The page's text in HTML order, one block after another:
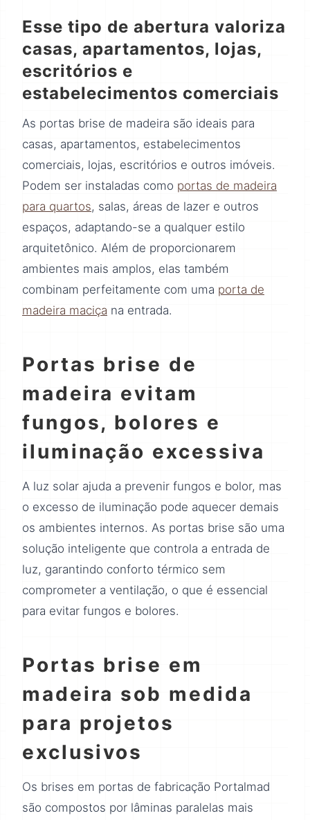
Esse tipo de abertura valoriza
casas, apartamentos, lojas,
escritórios e
estabelecimentos comerciais
As portas brise de madeira são ideais para
casas, apartamentos, estabelecimentos
comerciais, lojas, escritórios e outros imóveis.
Podem ser instaladas como portas de madeira
para quartos, salas, áreas de lazer e outros
espaços, adaptando-se a qualquer estilo
arquitetônico. Além de proporcionarem
ambientes mais amplos, elas também
combinam perfeitamente com uma porta de
madeira maciça na entrada.
Portas brise de
madeira evitam
fungos, bolores e
iluminação excessiva
A luz solar ajuda a prevenir fungos e bolor, mas
o excesso de iluminação pode aquecer demais
os ambientes internos. As portas brise são uma
solução inteligente que controla a entrada de
luz, garantindo conforto térmico sem
comprometer a ventilação, o que é essencial
para evitar fungos e bolores.
Portas brise em
madeira sob medida
para projetos
exclusivos
Os brises em portas de fabricação Portalmad
são compostos por lâminas paralelas mais